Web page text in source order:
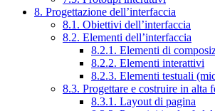
8. Progettazione dell’interfaccia
8.1. Obiettivi dell’interfaccia
8.2. Elementi dell’interfaccia
8.2.1. Elementi di
8.2.2. Elementi interattivi
8.2.3. Elementi testuali
8.3. Progettare e costruire in alta
8.3.1. Layout di pagina